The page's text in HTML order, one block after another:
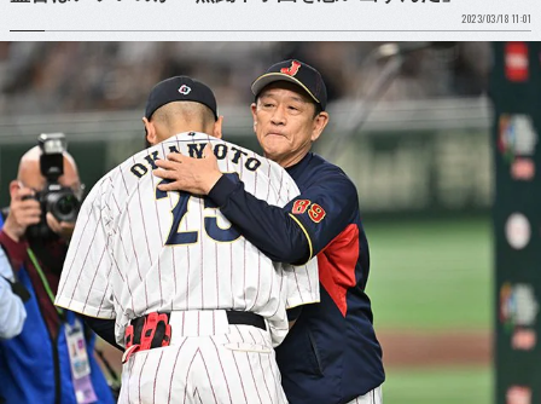
2023/03/18 11:01